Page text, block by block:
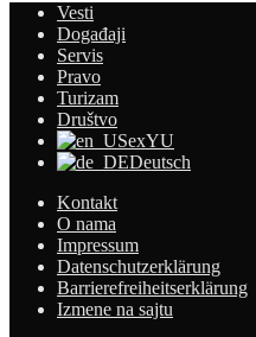
Vesti
Događaji
Servis
Pravo
Turizam
Društvo
exYU
Deutsch
Kontakt
O nama
Impressum
Datenschutzerklärung
Barrierefreiheitserklärung
Izmene na sajtu